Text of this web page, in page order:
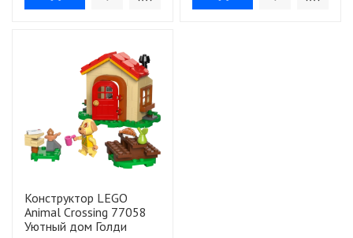
Конструктор LEGO
Animal Crossing 77058
Уютный дом Голди